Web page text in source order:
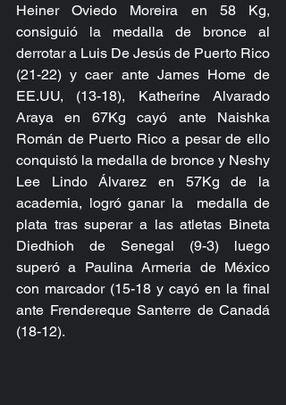
Heiner Oviedo Moreira en 58 Kg,
consiguió la medalla de bronce al
derrotar a Luis De Jesús de Puerto Rico
(21-22) y caer ante James Home de
EE.UU, (13-18), Katherine Alvarado
Araya en 67Kg cayó ante Naishka
Román de Puerto Rico a pesar de ello
conquistó la medalla de bronce y Neshy
Lee Lindo Álvarez en 57Kg de la
academia, logró ganar la  medalla de
plata tras superar a las atletas Bineta
Diedhioh de Senegal (9-3) luego
superó a Paulina Armeria de México
con marcador (15-18 y cayó en la final
ante Frendereque Santerre de Canadá
(18-12).